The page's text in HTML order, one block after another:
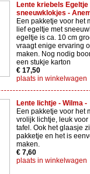
Lente kriebels Egeltje
sneeuwklokjes -
Een pakketje voor het
lief egeltje met
egeltje is ca. 10 cm
vraagt enige ervaring
maken. Nog nodig
een stukje karton
€ 17,50
plaats in winkelwagen
Lente lichtje - Wilma -
Een pakketje voor het
vrolijk lichtje, leuk
tafel. Ook het glaasje
pakketje en het is
maken.
€ 7,60
plaats in winkelwagen